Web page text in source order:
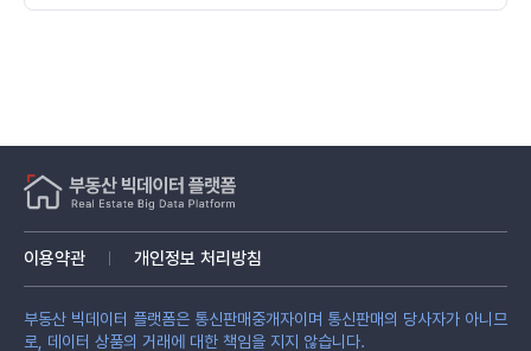
이용약관 개인정보 처리방침
부동산 빅데이터 플랫폼은 통신판매중개자이며 통신판매의 당사자가 아니므
로, 데이터 상품의 거래에 대한 책임을 지지 않습니다.